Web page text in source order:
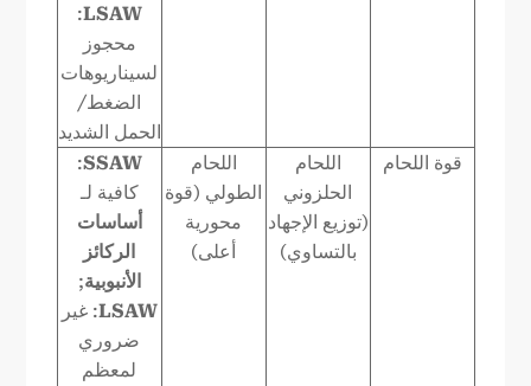
LSAW
:
محجوز
لسيناريوهات
الضغط/
الحمل الشديد
قوة اللحام
اللحام
الحلزوني
(توزيع الإجهاد
بالتساوي)
اللحام
الطولي (قوة
محورية
أعلى)
SSAW
:
كافية لـ
أساسات
الركائز
الأنبوبية;
LSAW: غير
ضروري
لمعظم